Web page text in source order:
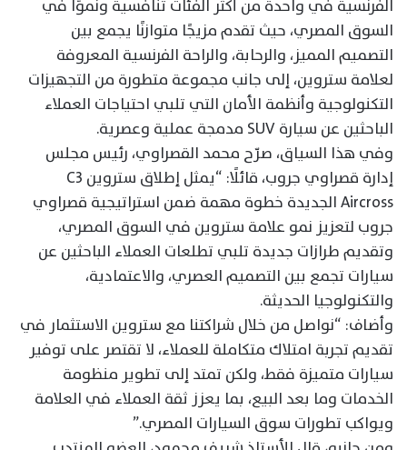
الفرنسية في واحدة من أكثر الفئات تنافسية ونموًا في
السوق المصري، حيث تقدم مزيجًا متوازنًا يجمع بين
التصميم المميز، والرحابة، والراحة الفرنسية المعروفة
لعلامة ستروين، إلى جانب مجموعة متطورة من التجهيزات
التكنولوجية وأنظمة الأمان التي تلبي احتياجات العملاء
الباحثين عن سيارة SUV مدمجة عملية وعصرية.
وفي هذا السياق، صرّح محمد القصراوي، رئيس مجلس
إدارة قصراوي جروب، قائلًا: “يمثل إطلاق ستروين C3
Aircross الجديدة خطوة مهمة ضمن استراتيجية قصراوي
جروب لتعزيز نمو علامة ستروين في السوق المصري،
وتقديم طرازات جديدة تلبي تطلعات العملاء الباحثين عن
سيارات تجمع بين التصميم العصري، والاعتمادية،
والتكنولوجيا الحديثة.
وأضاف: “نواصل من خلال شراكتنا مع ستروين الاستثمار في
تقديم تجربة امتلاك متكاملة للعملاء، لا تقتصر على توفير
سيارات متميزة فقط، ولكن تمتد إلى تطوير منظومة
الخدمات وما بعد البيع، بما يعزز ثقة العملاء في العلامة
ويواكب تطورات سوق السيارات المصري.”